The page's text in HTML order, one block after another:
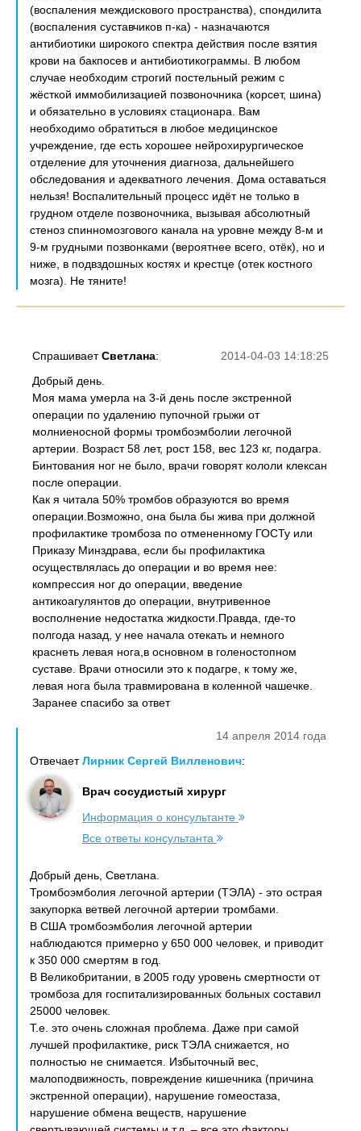
(воспаления междискового пространства), спондилита
(воспаления суставчиков п-ка) - назначаются
антибиотики широкого спектра действия после взятия
крови на бакпосев и антибиотикограммы. В любом
случае необходим строгий постельный режим с
жёсткой иммобилизацией позвоночника (корсет, шина)
и обязательно в условиях стационара. Вам
необходимо обратиться в любое медицинское
учреждение, где есть хорошее нейрохирургическое
отделение для уточнения диагноза, дальнейшего
обследования и адекватного лечения. Дома оставаться
нельзя! Воспалительный процесс идёт не только в
грудном отделе позвоночника, вызывая абсолютный
стеноз спинномозгового канала на уровне между 8-м и
9-м грудными позвонками (вероятнее всего, отёк), но и
ниже, в подвздошных костях и крестце (отек костного
мозга). Не тяните!
2014-04-03 14:18:25
СпрашиваетСветлана:
Добрый день.
Моя мама умерла на 3-й день после экстренной
операции по удалению пупочной грыжи от
молниеносной формы тромбоэмболии легочной
артерии. Возраст 58 лет, рост 158, вес 123 кг, подагра.
Бинтования ног не было, врачи говорят кололи клексан
после операции.
Как я читала 50% тромбов образуются во время
операции.Возможно, она была бы жива при должной
профилактике тромбоза по отмененному ГОСТу или
Приказу Минздрава, если бы профилактика
осуществлялась до операции и во время нее:
компрессия ног до операции, введение
антикоагулянтов до операции, внутривенное
восполнение недостатка жидкости.Правда, где-то
полгода назад, у нее начала отекать и немного
краснеть левая нога,в основном в голеностопном
суставе. Врачи относили это к подагре, к тому же,
левая нога была травмирована в коленной чашечке.
Заранее спасибо за ответ
14 апреля 2014 года
ОтвечаетЛирник Сергей Вилленович:
Врач сосудистый хирург
Информация о консультанте
Все ответы консультанта
Добрый день, Светлана.
Тромбоэмболия легочной артерии (ТЭЛА) - это острая
закупорка ветвей легочной артерии тромбами.
В США тромбоэмболия легочной артерии
наблюдаются примерно у 650 000 человек, и приводит
к 350 000 смертям в год.
В Великобритании, в 2005 году уровень смертности от
тромбоза для госпитализированных больных составил
25000 человек.
Т.е. это очень сложная проблема. Даже при самой
лучшей профилактике, риск ТЭЛА снижается, но
полностью не снимается. Избыточный вес,
малоподвижность, повреждение кишечника (причина
экстренной операции), нарушение гомеостаза,
нарушение обмена веществ, нарушение